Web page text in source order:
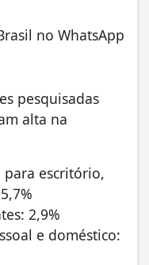
no WhatsApp
pesquisadas
alta na
escritório,
2,9%
e doméstico: